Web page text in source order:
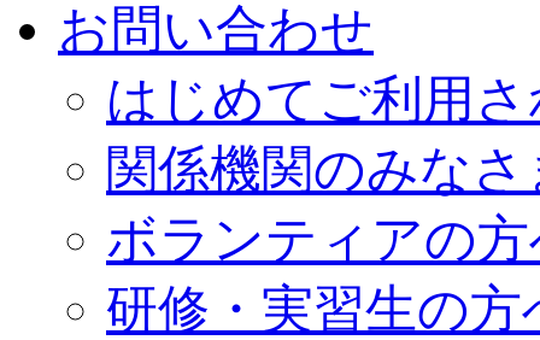
お問い合わせ
はじめてご利用
関係機関のみな
ボランティアの
研修・実習生の方